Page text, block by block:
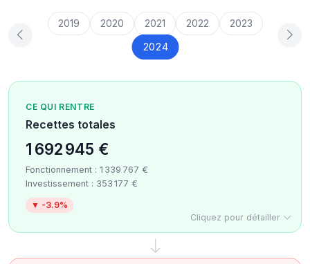
2019 2020 2021 2022 2023
2024
CE QUI RENTRE
Recettes totales
1 692 945 €
Fonctionnement : 1 339 767 €
Investissement : 353 177 €
▼ -3.9%
Cliquez pour détailler